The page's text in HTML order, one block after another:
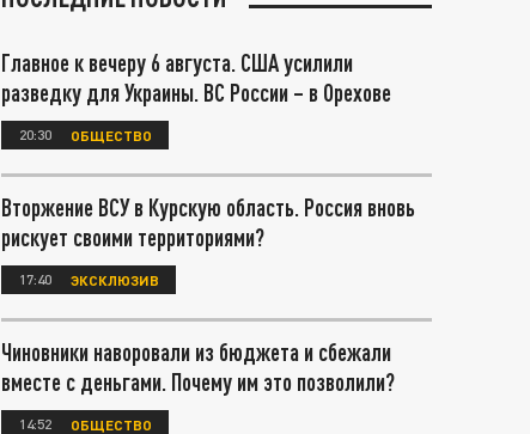
Главное к вечеру 6 августа. США усилили
разведку для Украины. ВС России – в Орехове
20:30 ОБЩЕСТВО
Вторжение ВСУ в Курскую область. Россия вновь
рискует своими территориями?
17:40 ЭКСКЛЮЗИВ
Чиновники наворовали из бюджета и сбежали
вместе с деньгами. Почему им это позволили?
14:52 ОБЩЕСТВО